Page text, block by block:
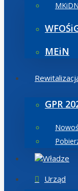
MKiDN
MEiN
GPR
Władze
Urząd